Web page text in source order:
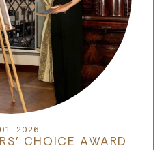
2026
CHOICE AWARD
2025
AL BERNINI